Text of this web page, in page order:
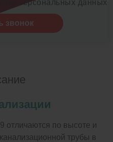
персональных данных
звонок
отличаются по высоте и
трубы в